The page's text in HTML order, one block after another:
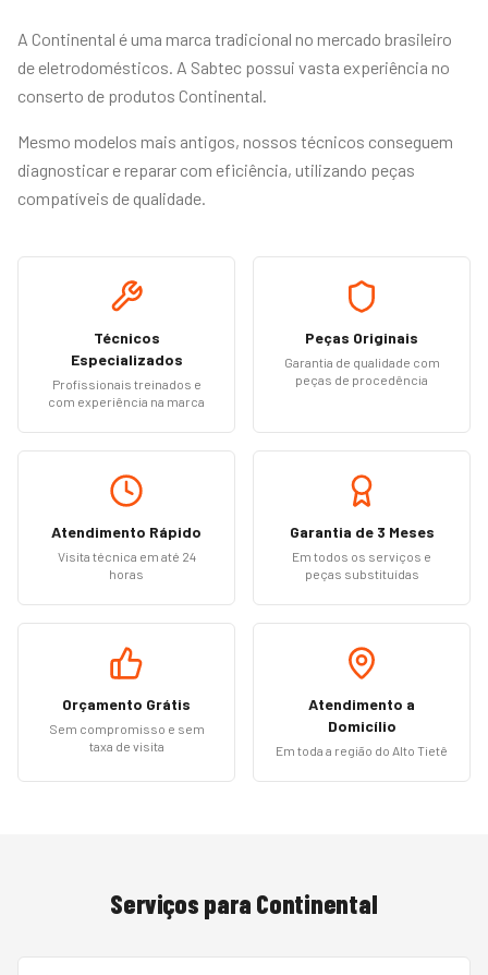
A Continental é uma marca tradicional no mercado brasileiro
de eletrodomésticos. A Sabtec possui vasta experiência no
conserto de produtos Continental.
Mesmo modelos mais antigos, nossos técnicos conseguem
diagnosticar e reparar com eficiência, utilizando peças
compatíveis de qualidade.
Técnicos
Especializados
Profissionais treinados e
com experiência na marca
Peças Originais
Garantia de qualidade com
peças de procedência
Atendimento Rápido
Visita técnica em até 24
horas
Garantia de 3 Meses
Em todos os serviços e
peças substituídas
Orçamento Grátis
Sem compromisso e sem
taxa de visita
Atendimento a
Domicílio
Em toda a região do Alto Tietê
Serviços para Continental